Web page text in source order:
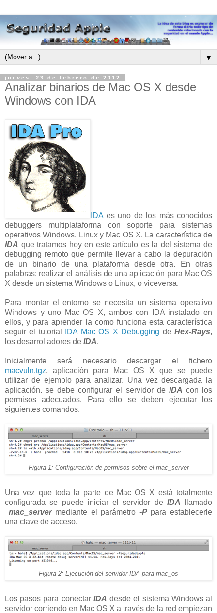
▼
jueves, 23 de febrero de 2012
Analizar binarios de Mac OS X desde
Windows con IDA
IDA es uno de los más conocidos
debuggers multiplataforma con soporte para sistemas
operativos Windows, Linux y Mac OS X. La característica de
IDA que tratamos hoy en este artículo es la del sistema de
debugging remoto que permite llevar a cabo la depuración
de un binario de una plataforma desde otra. En otras
palabras: realizar el análisis de una aplicación para Mac OS
X desde un sistema Windows o Linux, o viceversa.
Para montar el entorno se necesita un sistema operativo
Windows y uno Mac OS X, ambos con IDA instalado en
ellos, y para aprender la como funciona esta característica
seguir el tutorial
IDA Mac OS X Debugging deHex-Rays,
los desarrolladores de IDA.
Inicialmente será necesario descargar el fichero
macvuln.tgz, aplicación para Mac OS X que se puede
utilizar de ejemplo para analizar. Una vez descargada la
aplicación, se debe configurar el servidor de IDA con los
permisos adecuados. Para ello se deben ejecutar los
siguientes comandos.
Figura 1: Configuración de permisos sobre el mac_server
Una vez que toda la parte de Mac OS X está totalmente
configurada se puede iniciar el servidor de IDA llamado
mac_servermediante el parámetro -Ppara establecerle
una clave de acceso.
Figura 2: Ejecución del servidor IDA para mac_os
Los pasos para conectar IDA desde el sistema Windows al
servidor corriendo en Mac OS X a través de la red empiezan